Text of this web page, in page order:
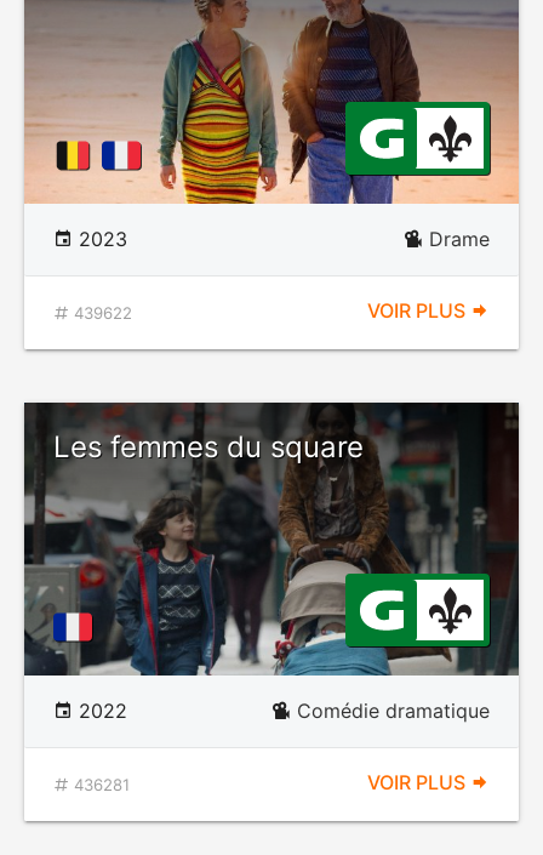
2023 Drame
439622 VOIR PLUS
Les femmes du square
2022 Comédie dramatique
436281 VOIR PLUS